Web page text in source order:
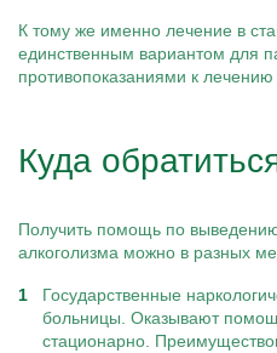
К тому же именно лечение в
единственным вариантом для
противопоказаниями к лечению
Куда
Получить помощь по
алкоголизма можно в разных
Государственные
больницы. Оказывают
стационарно.